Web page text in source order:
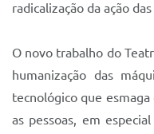
radicalização da ação
O novo trabalho do
humanização das
tecnológico que
as pessoas, em